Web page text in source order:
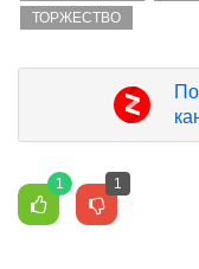
ТОРЖЕСТВО
1 1